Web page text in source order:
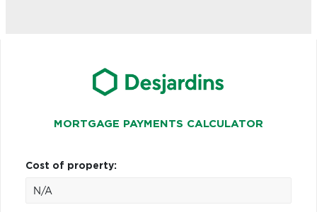
MORTGAGE PAYMENTS CALCULATOR
Cost of property: